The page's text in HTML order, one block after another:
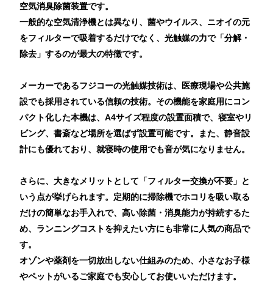
空気消臭除菌装置です。
一般的な空気清浄機とは異なり、菌やウイルス、ニオイの元
をフィルターで吸着するだけでなく、光触媒の力で「分解・
除去」するのが最大の特徴です。
メーカーであるフジコーの光触媒技術は、医療現場や公共施
設でも採用されている信頼の技術。その機能を家庭用にコン
パクト化した本機は、A4サイズ程度の設置面積で、寝室やリ
ビング、書斎など場所を選ばず設置可能です。また、静音設
計にも優れており、就寝時の使用でも音が気になりません。
さらに、大きなメリットとして「フィルター交換が不要」と
いう点が挙げられます。定期的に掃除機でホコリを吸い取る
だけの簡単なお手入れで、高い除菌・消臭能力が持続するた
め、ランニングコストを抑えたい方にも非常に人気の商品で
す。
オゾンや薬剤を一切放出しない仕組みのため、小さなお子様
やペットがいるご家庭でも安心してお使いいただけます。